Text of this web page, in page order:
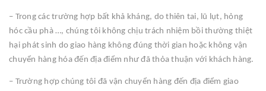
– Trong các trường hợp bất khả kháng, do thiên tai, lũ lụt, hỏng
hóc cầu phà …, chúng tôi không chịu trách nhiệm bồi thường thiệt
hại phát sinh do giao hàng không đúng thời gian hoặc không vận
chuyển hàng hóa đến địa điểm như đã thỏa thuận với khách hàng.
– Trường hợp chúng tôi đã vận chuyển hàng đến địa điểm giao